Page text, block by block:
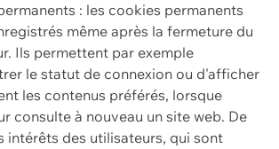
: les cookies permanents
même après la fermeture du
Ils permettent par exemple
le statut de connexion ou d'afficher
les contenus préférés, lorsque
consulte à nouveau un site web. De
intérêts des utilisateurs, qui sont